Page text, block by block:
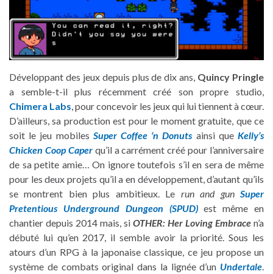
Développant des jeux depuis plus de dix ans, Quincy Pringle
a semble-t-il plus récemment créé son propre studio,
Chimera Labs, pour concevoir les jeux qui lui tiennent à cœur.
D’ailleurs, sa production est pour le moment gratuite, que ce
soit le jeu mobiles Super Coffee ‘n Donuts ainsi queKelly’s
Chicken Coop Caperqu’il a carrément créé pour l’anniversaire
de sa petite amie… On ignore toutefois s’il en sera de même
pour les deux projets qu’il a en développement, d’autant qu’ils
se montrent bien plus ambitieux. Le run and gunSuper
Pretentious Underground Dungeon (SPUD)est même en
chantier depuis 2014 mais, si OTHER: Her Loving Embrace n’a
débuté lui qu’en 2017, il semble avoir la priorité. Sous les
atours d’un RPG à la japonaise classique, ce jeu propose un
système de combats original dans la lignée d’un Undertale.